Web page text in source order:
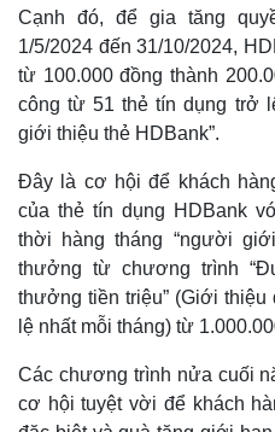
Kinh tế
Bất động sản
Khởi nghiệp
Cạnh đó, để gia tăng
1/5/2024 đến 31/10/2024,
từ 100.000 đồng thành
công từ 51 thẻ tín dụng trở
giới thiệu thẻ HDBank”.
Đây là cơ hội để khách
của thẻ tín dụng HDBank
thời hàng tháng “người
thưởng từ chương trình
thưởng tiền triệu” (Giới
lệ nhất mỗi tháng) từ
Các chương trình nửa cuối
cơ hội tuyệt vời để khách